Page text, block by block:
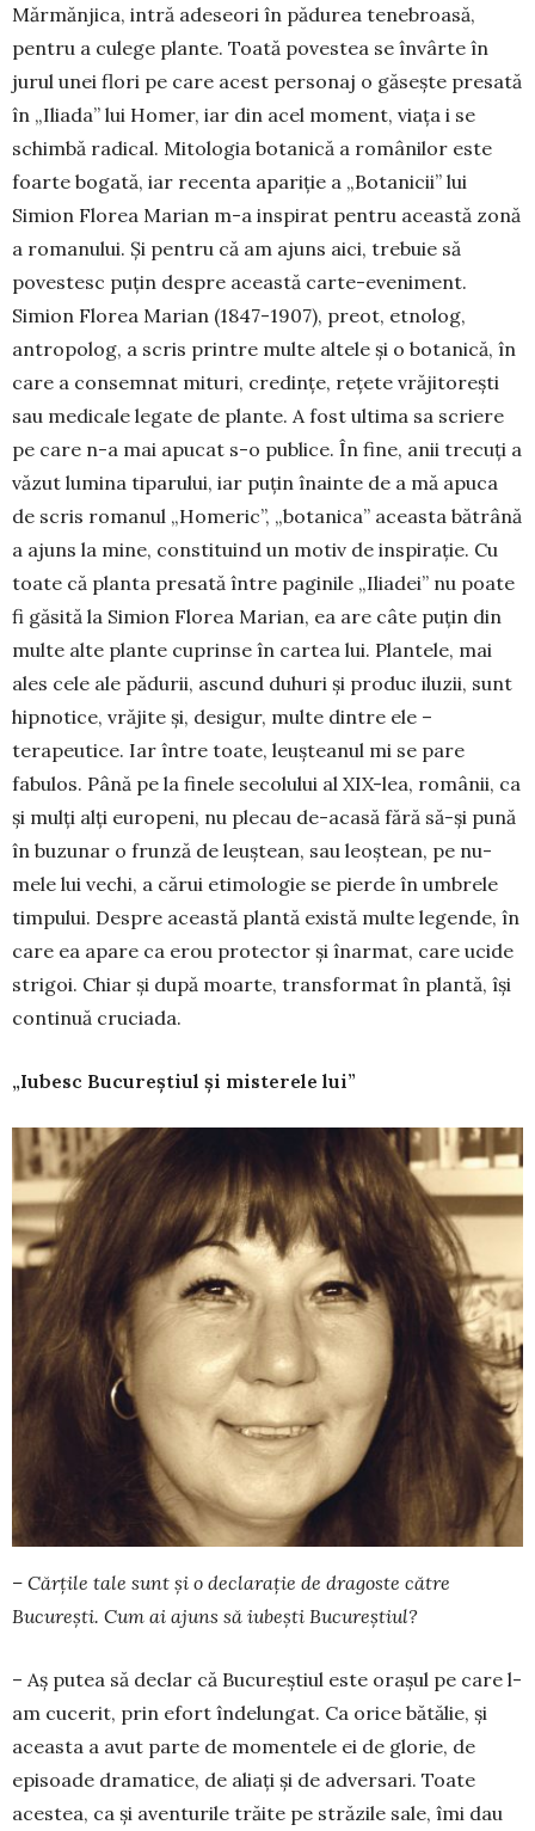
Mărmănjica, intră adeseori în pădurea tene­broasă,
pentru a culege plante. Toată povestea se învârte în
jurul unei flori pe care acest personaj o gă­sește presată
în „Iliada” lui Homer, iar din acel moment, viața i se
schimbă radical. Mitologia bo­tanică a românilor este
foarte bogată, iar recenta apa­riție a „Botanicii” lui
Simion Florea Marian m-a inspirat pentru această zonă
a romanului. Și pentru că am ajuns aici, trebuie să
povestesc puțin despre această carte-eveniment.
Simion Florea Ma­rian (1847-1907), preot, etnolog,
antropolog, a scris prin­tre multe altele și o botanică, în
care a con­sem­nat mituri, credințe, rețete vrăjitorești
sau me­dicale legate de plante. A fost ultima sa scriere
pe care n-a mai apucat s-o publice. În fine, anii trecuți a
văzut lumina tiparului, iar puțin înainte de a mă apu­ca
de scris romanul „Homeric”, „botanica” aceas­ta bă­trâ­­nă
a ajuns la mine, constituind un mo­tiv de ins­pi­rație. Cu
toate că planta presată între pa­ginile „Iliadei” nu poate
fi găsită la Simion Florea Ma­rian, ea are câte puțin din
multe alte plante cuprinse în cartea lui. Plantele, mai
ales cele ale pă­durii, as­cund duhuri și produc iluzii, sunt
hipnotice, vrăjite și, desigur, multe dintre ele –
terapeutice. Iar între toate, leușteanul mi se pare
fabulos. Până pe la fi­nele secolului al XIX-lea, românii, ca
și mulți alți eu­ropeni, nu plecau de-acasă fără să-și pună
în bu­zunar o frunză de leuștean, sau leoștean, pe nu­
mele lui vechi, a cărui etimologie se pierde în um­brele
timpului. Despre această plantă există multe le­gende, în
care ea apare ca erou protector și înar­mat, care ucide
strigoi. Chiar și după moarte, trans­for­mat în plantă, își
continuă cruciada.
„Iubesc Bucureștiul și misterele lui”
– Cărțile tale sunt și o declarație de dragoste că­tre
București. Cum ai ajuns să iu­bești Bucu­reș­tiul?
– Aș putea să declar că Bucureștiul este orașul pe care l-
am cucerit, prin efort îndelungat. Ca orice bătălie, și
aceasta a avut parte de momentele ei de glorie, de
episoade dramatice, de aliați și de adversari. Toate
acestea, ca și aventurile trăite pe străzile sale, îmi dau